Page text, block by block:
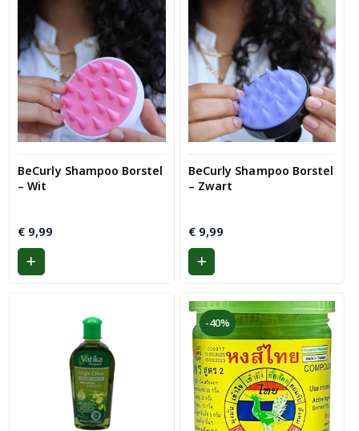
BeCurly Shampoo Borstel
– Wit
€ 9,99
BeCurly Shampoo Borstel
– Zwart
€9,99
-40%